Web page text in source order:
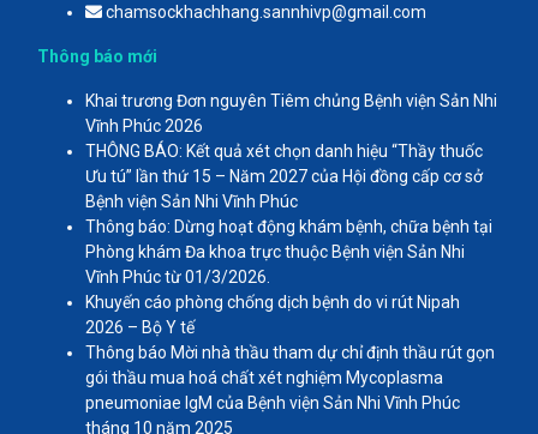
chamsockhachhang.sannhivp@gmail.com
Thông báo mới
Khai trương Đơn nguyên Tiêm chủng Bệnh viện Sản Nhi
Vĩnh Phúc 2026
THÔNG BÁO: Kết quả xét chọn danh hiệu “Thầy thuốc
Ưu tú” lần thứ 15 – Năm 2027 của Hội đồng cấp cơ sở
Bệnh viện Sản Nhi Vĩnh Phúc
Thông báo: Dừng hoạt động khám bệnh, chữa bệnh tại
Phòng khám Đa khoa trực thuộc Bệnh viện Sản Nhi
Vĩnh Phúc từ 01/3/2026.
Khuyến cáo phòng chống dịch bệnh do vi rút Nipah
2026 – Bộ Y tế
Thông báo Mời nhà thầu tham dự chỉ định thầu rút gọn
gói thầu mua hoá chất xét nghiệm Mycoplasma
pneumoniae IgM của Bệnh viện Sản Nhi Vĩnh Phúc
tháng 10 năm 2025